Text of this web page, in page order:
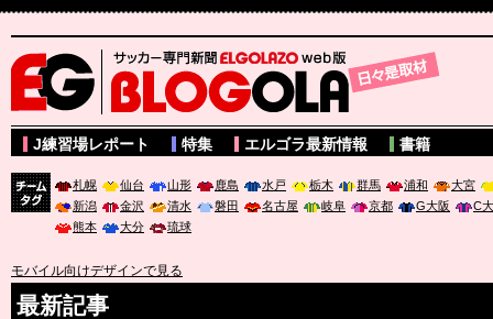
サッカー専門新聞ELGOLAZO web版 BLOGOLA
J練習場レポート 特集 エルゴラ最新情報 書籍
札幌 仙台 山形 鹿島 水戸 栃木 群馬 浦和
大宮
新潟
金沢 清水 磐田 名古屋 岐阜 京都 G大阪
C
熊本
大分 琉球
モバイル向けデザインで見る
最新記事